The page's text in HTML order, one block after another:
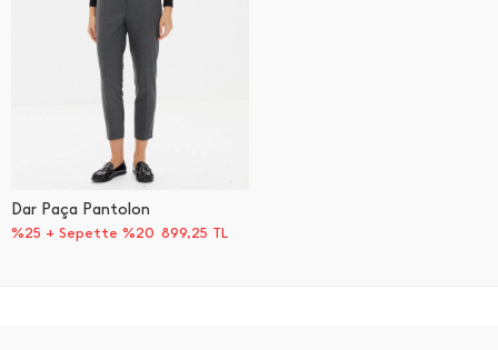
Dar Paça Pantolon
%25 + Sepette %20 899,25 TL